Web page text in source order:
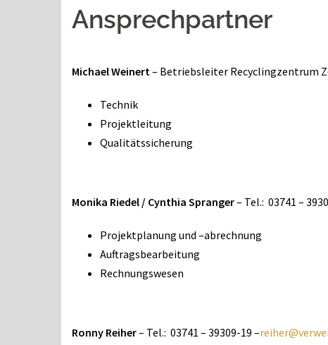
Ansprechpartner
Michael Weinert– Betriebsleiter Recyclingzentrum
Technik
Projektleitung
Qualitätssicherung
Monika Riedel / Cynthia Spranger– Tel.: 03741 –
Projektplanung und –abrechnung
Auftragsbearbeitung
Rechnungswesen
Ronny Reiher– Tel.: 03741 – 39309-19 –